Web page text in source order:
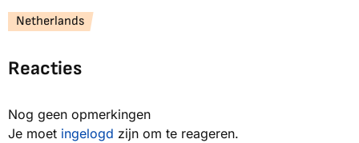
Netherlands
Reacties
Nog geen opmerkingen
Je moet ingelogd zijn om te reageren.